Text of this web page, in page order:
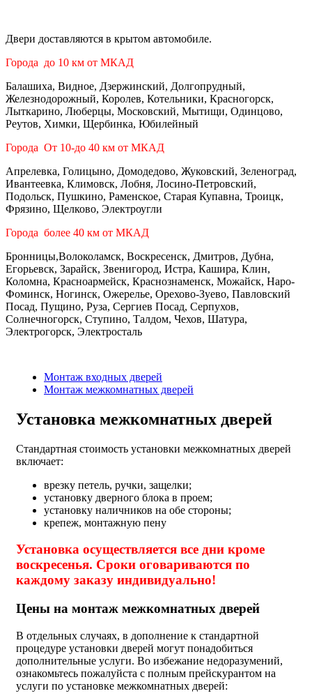
Двери доставляются в крытом автомобиле.
Города до 10 км от МКАД
Балашиха, Видное, Дзержинский, Долгопрудный,
Железнодорожный, Королев, Котельники, Красногорск,
Лыткарино, Люберцы, Московский, Мытищи, Одинцово,
Реутов, Химки, Щербинка, Юбилейный
Города От 10-до 40 км от МКАД
Апрелевка, Голицыно, Домодедово, Жуковский, Зеленоград,
Ивантеевка, Климовск, Лобня, Лосино-Петровский,
Подольск, Пушкино, Раменское, Старая Купавна, Троицк,
Фрязино, Щелково, Электроугли
Города более 40 км от МКАД
Бронницы,Волоколамск, Воскресенск, Дмитров, Дубна,
Егорьевск, Зарайск, Звенигород, Истра, Кашира, Клин,
Коломна, Красноармейск, Краснознаменск, Можайск, Наро-
Фоминск, Ногинск, Ожерелье, Орехово-Зуево, Павловский
Посад, Пущино, Руза, Сергиев Посад, Серпухов,
Солнечногорск, Ступино, Талдом, Чехов, Шатура,
Электрогорск, Электросталь
Монтаж входных дверей
Монтаж межкомнатных дверей
Установка межкомнатных дверей
Стандартная стоимость установки межкомнатных дверей
включает:
врезку петель, ручки, защелки;
установку дверного блока в проем;
установку наличников на обе стороны;
крепеж, монтажную пену
Установка осуществляется все дни кроме
воскресенья. Сроки оговариваются по
каждому заказу индивидуально!
Цены на монтаж межкомнатных дверей
В отдельных случаях, в дополнение к стандартной
процедуре установки дверей могут понадобиться
дополнительные услуги. Во избежание недоразумений,
ознакомьтесь пожалуйста с полным прейскурантом на
услуги по установке межкомнатных дверей: